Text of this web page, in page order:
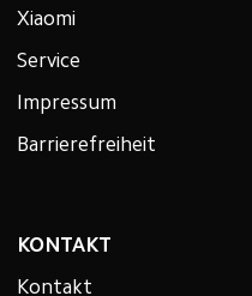
Xiaomi
Service
Impressum
Barrierefreiheit
KONTAKT
Kontakt